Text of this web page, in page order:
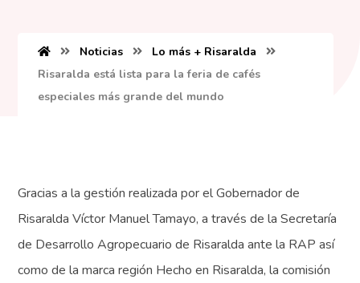
Noticias
Lo más + Risaralda
Risaralda está lista para la feria de cafés
especiales más grande del mundo
Gracias a la gestión realizada por el Gobernador de
Risaralda Víctor Manuel Tamayo, a través de la Secretaría
de Desarrollo Agropecuario de Risaralda ante la RAP así
como de la marca región Hecho en Risaralda, la comisión